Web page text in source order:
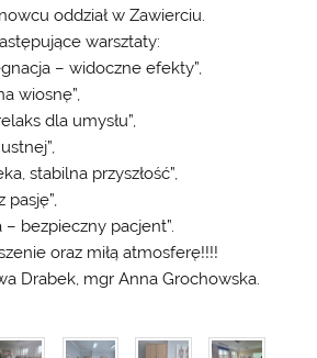
oddział w Zawierciu.
warsztaty:
– widoczne efekty”,
wiosnę”,
dla umysłu”,
stabilna przyszłość”,
pasję”,
– bezpieczny pacjent”.
oraz miłą atmosferę!!!!
Drabek, mgr Anna Grochowska.